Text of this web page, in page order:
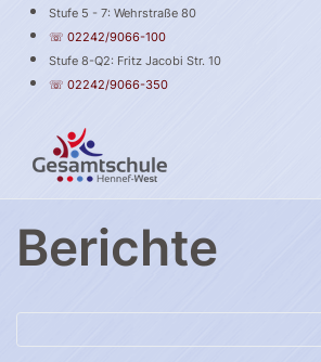
Stufe 5 - 7: Wehrstraße 80
☏ 02242/9066-100
Stufe 8-Q2: Fritz Jacobi Str. 10
☏ 02242/9066-350
Berichte